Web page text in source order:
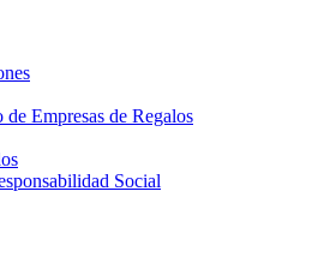
Empresas de Regalos
Social